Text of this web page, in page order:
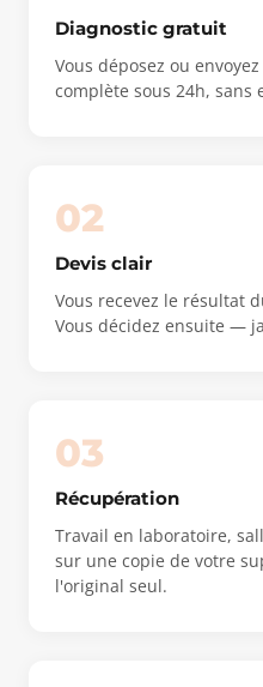
Diagnostic gratuit
Vous déposez ou
complète sous 24h, sans
02
Devis clair
Vous recevez le résultat
Vous décidez ensuite —
03
Récupération
Travail en laboratoire,
sur une copie de votre
l'original seul.